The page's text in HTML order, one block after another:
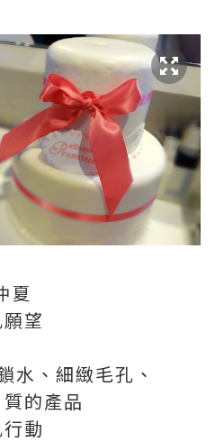
夏
望
水、細緻毛孔、
的產品
動